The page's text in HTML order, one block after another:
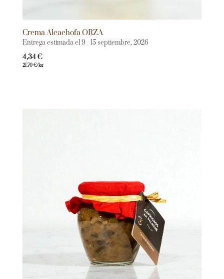
Crema Alcachofa ORZA
Entrega estimada el 9 - 15 septiembre, 2026
4,34€
21,70€/kg